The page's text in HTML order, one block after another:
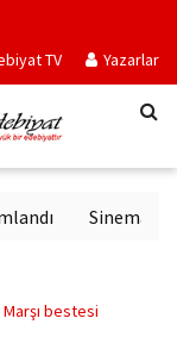
TV Yazarlar
bestesi